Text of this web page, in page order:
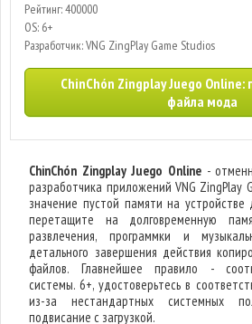
Рейтинг: 400000
OS: 6+
Разработчик: VNG ZingPlay Game Studios
ChinChón Zingplay Juego Online:
файла мода
ChinChón Zingplay Juego Online-
разработчика приложений VNG ZingPlay
значение пустой памяти на устройстве
перетащите на долговременную
развлечения, программки и
детального завершения действия
файлов. Главнейшее правило -
системы. 6+, удостоверьтесь в
из-за нестандартных системных
подвисание с загрузкой.